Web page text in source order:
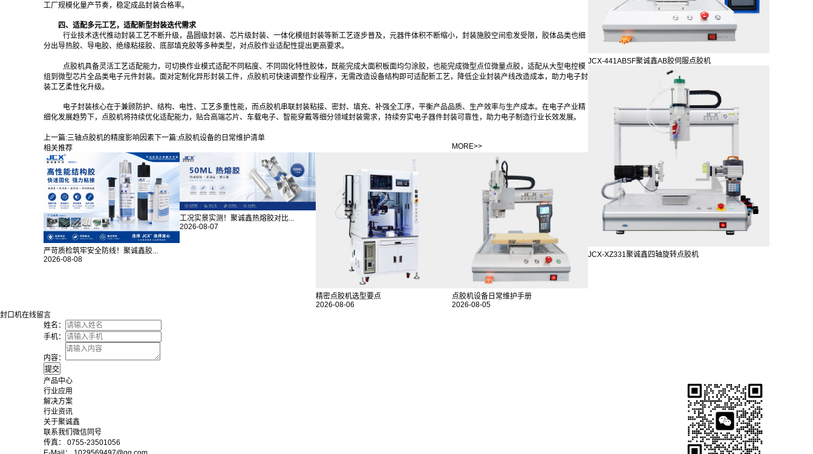
工厂规模化量产节奏，稳定成品封装合格率。
四、适配多元工艺，适配新型封装迭代需求
行业技术迭代推动封装工艺不断升级，晶圆级封装、芯片级封装、一体化模组封装等新工艺逐步普及，元器件体积不断缩小，封装施胶空间愈发受限，胶体品类也细
分出导热胶、导电胶、绝缘粘接胶、底部填充胶等多种类型，对点胶作业适配性提出更高要求。
点胶机具备灵活工艺适配能力，可切换作业模式适配不同粘度、不同固化特性胶体，既能完成大面积板面均匀涂胶，也能完成微型点位微量点胶，适配从大型电控模
组到微型芯片全品类电子元件封装。面对定制化异形封装工件，点胶机可快速调整作业程序，无需改造设备结构即可适配新工艺，降低企业封装产线改造成本，助力电子封
装工艺柔性化升级。
电子封装核心在于兼顾防护、结构、电性、工艺多重性能，而点胶机串联封装粘接、密封、填充、补强全工序，平衡产品品质、生产效率与生产成本。在电子产业精
细化发展趋势下，点胶机将持续优化适配能力，贴合高端芯片、车载电子、智能穿戴等细分领域封装需求，持续夯实电子器件封装可靠性，助力电子制造行业长效发展。
上一篇:三轴点胶机的精度影响因素下一篇:点胶机设备的日常维护清单
相关推荐
MORE>>
严苛质检筑牢安全防线！聚诚鑫胶...
2026-08-08
工况实景实测！聚诚鑫热熔胶对比...
2026-08-07
精密点胶机选型要点
2026-08-06
点胶机设备日常维护手册
2026-08-05
JCX-441ABSF聚诚鑫AB胶伺服点胶机
JCX-XZ331聚诚鑫四轴旋转点胶机
封口机在线留言
姓名：
手机：
内容：
产品中心
行业应用
解决方案
行业资讯
关于聚诚鑫
联系我们微信同号
传真： 0755-23501056